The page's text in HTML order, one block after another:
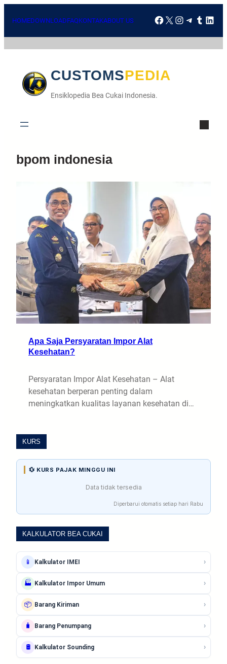
HOMEDOWNLOADFAQKONTAKABOUT US Facebook
X
CUSTOMSPEDIA
Ensiklopedia Bea Cukai Indonesia.
bpom indonesia
Apa Saja Persyaratan Impor Alat
Kesehatan?
Persyaratan Impor Alat Kesehatan – Alat
kesehatan berperan penting dalam
meningkatkan kualitas layanan kesehatan di…
KURS
💱 KURS PAJAK MINGGU INI
Data tidak tersedia
Diperbarui otomatis setiap hari Rabu
KALKULATOR BEA CUKAI
📱 Kalkulator IMEI ›
🏭 Kalkulator Impor Umum ›
📦 Barang Kiriman ›
🧳 Barang Penumpang ›
🛢️ Kalkulator Sounding ›